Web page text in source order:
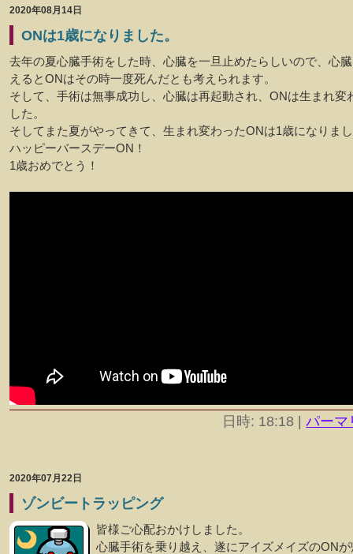
2020年08月14日
ONは1歳になりました。
去年の夏心臓手術をした時、心臓を一旦止めたらしいので、心
えるとONはその時一度死んだとも考えられます。
そして、手術は無事成功し、心臓は再起動され、ONは生まれ変
した。
そしてまた夏がやってきて、生まれ変わったONは1歳になりま
ハッピーバースデーON！
1歳おめでとう！
日時: 18:18 | パーマ
2020年07月22日
ゾンビートラッピング
皆様ご心配おかけしました。
心臓手術を乗り越え、遂にアイズメイズのON